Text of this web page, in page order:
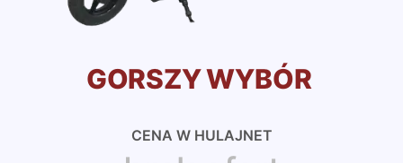
GORSZY WYBÓR
CENA W HULAJNET